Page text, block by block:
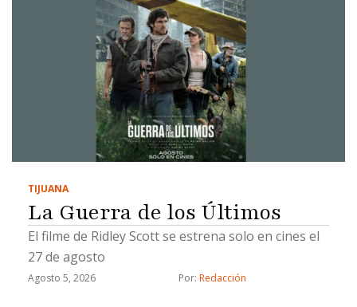
TIJUANA
La Guerra de los Últimos
El filme de Ridley Scott se estrena solo en cines el
27 de agosto
Agosto 5, 2026 Por: Redacción